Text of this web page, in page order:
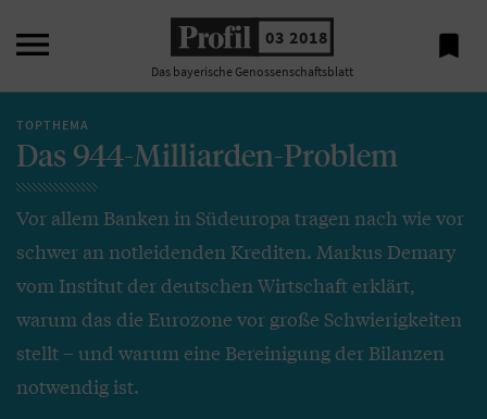
 03 2018
Das bayerische Genossenschaftsblatt

TOPTHEMA
Das 944-Milliarden-Problem
Vor allem Banken in Südeuropa tragen nach wie vor
schwer an notleidenden Krediten. Markus Demary
vom Institut der deutschen Wirtschaft erklärt,
warum das die Eurozone vor große Schwierigkeiten
stellt – und warum eine Bereinigung der Bilanzen
notwendig ist.